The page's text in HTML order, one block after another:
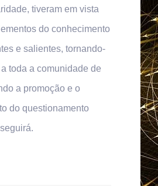
tiveram em vista
do conhecimento
e salientes, tornando-
toda a comunidade de
a promoção e o
do questionamento